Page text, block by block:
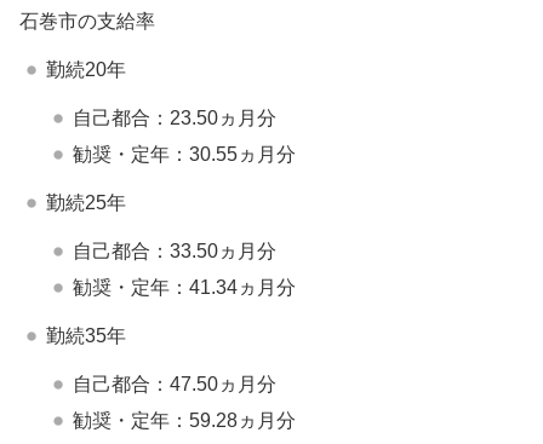
石巻市の支給率
勤続20年
自己都合：23.50ヵ月分
勧奨・定年：30.55ヵ月分
勤続25年
自己都合：33.50ヵ月分
勧奨・定年：41.34ヵ月分
勤続35年
自己都合：47.50ヵ月分
勧奨・定年：59.28ヵ月分